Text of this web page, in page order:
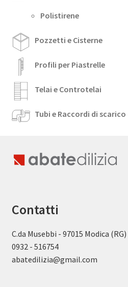
Polistirene
Pozzetti e Cisterne
Profili per Piastrelle
Telai e Controtelai
Tubi e Raccordi di scarico
Contatti
C.da Musebbi - 97015 Modica (RG)
0932 - 516754
abatedilizia@gmail.com